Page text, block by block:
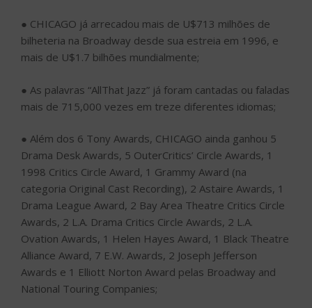
● CHICAGO já arrecadou mais de U$713 milhões de
bilheteria na Broadway desde sua estreia em 1996, e
mais de U$1.7 bilhões mundialmente;
● As palavras “AllThat Jazz” já foram cantadas ou faladas
mais de 715,000 vezes em treze diferentes idiomas;
● Além dos 6 Tony Awards, CHICAGO ainda ganhou 5
Drama Desk Awards, 5 OuterCritics’ Circle Awards, 1
1998 Critics Circle Award, 1 Grammy Award (na
categoria Original Cast Recording), 2 Astaire Awards, 1
Drama League Award, 2 Bay Area Theatre Critics Circle
Awards, 2 L.A. Drama Critics Circle Awards, 2 L.A.
Ovation Awards, 1 Helen Hayes Award, 1 Black Theatre
Alliance Award, 7 E.W. Awards, 2 Joseph Jefferson
Awards e 1 Elliott Norton Award pelas Broadway and
National Touring Companies;